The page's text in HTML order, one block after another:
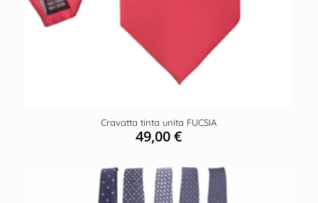
Cravatta tinta unita FUCSIA
49,00€